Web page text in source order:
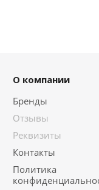
О компании
Бренды
Отзывы
Реквизиты
Контакты
Политика